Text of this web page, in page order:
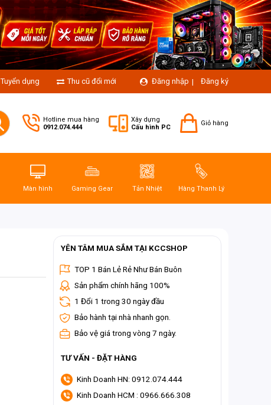
Tuyển dụng Thu cũ đổi mới Đăng nhập | Đăng ký
Hotline mua hàng
0912.074.444
Xây dựng
Cấu hình PC
Giỏ hàng
Màn hình Gaming Gear Tản Nhiệt Hàng Thanh Lý
YÊN TÂM MUA SẮM TẠI KCCSHOP
TOP 1 Bán Lẻ Rẻ Như Bán Buôn
Sản phẩm chính hãng 100%
1 Đổi 1 trong 30 ngày đầu
Bảo hành tại nhà nhanh gọn.
Bảo vệ giá trong vòng 7 ngày.
TƯ VẤN - ĐẶT HÀNG
Kinh Doanh HN: 0912.074.444
Kinh Doanh HCM : 0966.666.308